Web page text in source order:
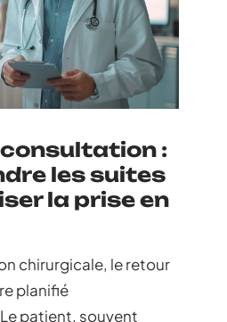
:
les suites
la prise en
chirurgicale, le retour
planifié
patient, souvent